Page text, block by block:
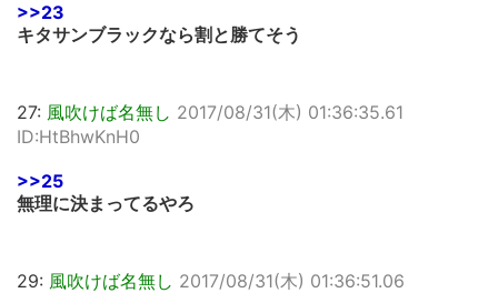
>>23
キタサンブラックなら割と勝てそう
27: 風吹けば名無し 2017/08/31(木) 01:36:35.61
ID:HtBhwKnH0
>>25
無理に決まってるやろ
29: 風吹けば名無し 2017/08/31(木) 01:36:51.06